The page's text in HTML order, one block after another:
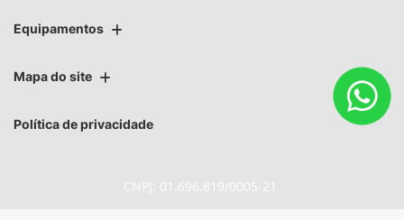
Equipamentos
Mapa do site
Política de privacidade
CNPJ: 01.696.819/0005-21